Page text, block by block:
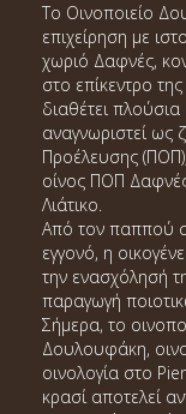
Το Οινοποιείο
επιχείρηση με
χωριό Δαφνές,
στο επίκεντρο
διαθέτει
αναγνωριστεί ως
Προέλευσης
οίνος ΠΟΠ
Λιάτικο.
Από τον παππού
εγγονό, η
την ενασχόλησή
παραγωγή
Σήμερα, το
Δουλουφάκη,
οινολογία στο
κρασί αποτελεί